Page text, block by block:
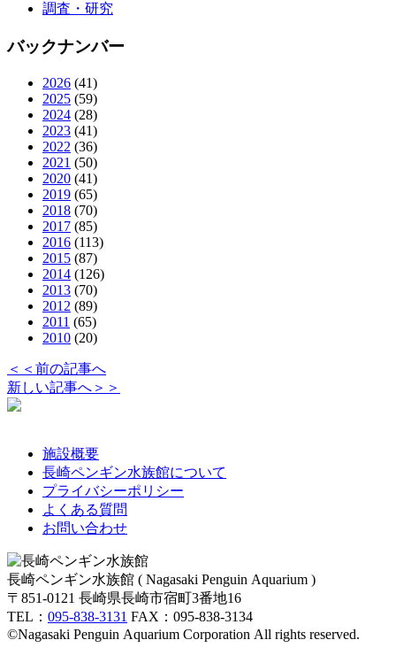
調査・研究
バックナンバー
2026 (41)
2025 (59)
2024 (28)
2023 (41)
2022 (36)
2021 (50)
2020 (41)
2019 (65)
2018 (70)
2017 (85)
2016 (113)
2015 (87)
2014 (126)
2013 (70)
2012 (89)
2011 (65)
2010 (20)
＜＜前の記事へ
新しい記事へ＞＞
施設概要
長崎ペンギン水族館について
プライバシーポリシー
よくある質問
お問い合わせ
長崎ペンギン水族館 ( Nagasaki Penguin Aquarium )
〒851-0121 長崎県長崎市宿町3番地16
TEL： 095-838-3131 FAX：095-838-3134
©Nagasaki Penguin Aquarium Corporation All rights reserved.